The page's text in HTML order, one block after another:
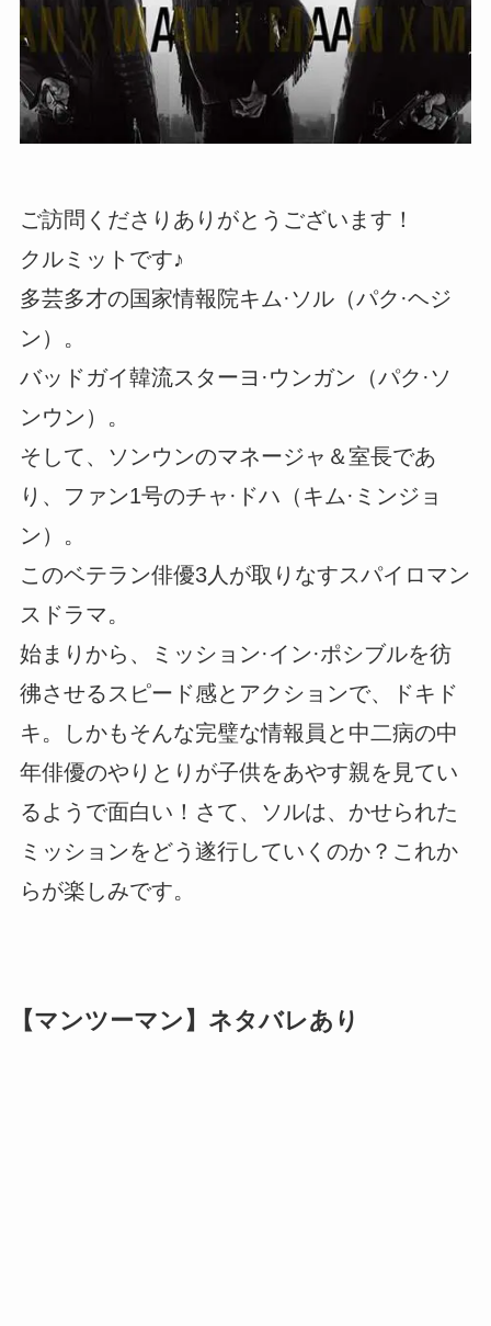
ご訪問くださりありがとうございます！
クルミットです♪
多芸多才の国家情報院キム·ソル（パク·ヘジ
ン）。
バッドガイ韓流スターヨ·ウンガン（パク·ソ
ンウン）。
そして、ソンウンのマネージャ＆室長であ
り、ファン1号のチャ·ドハ（キム·ミンジョ
ン）。
このベテラン俳優3人が取りなすスパイロマン
スドラマ。
始まりから、ミッション·イン·ポシブルを彷
彿させるスピード感とアクションで、ドキド
キ。しかもそんな完璧な情報員と中二病の中
年俳優のやりとりが子供をあやす親を見てい
るようで面白い！さて、ソルは、かせられた
ミッションをどう遂行していくのか？これか
らが楽しみです。
【マンツーマン】ネタバレあり